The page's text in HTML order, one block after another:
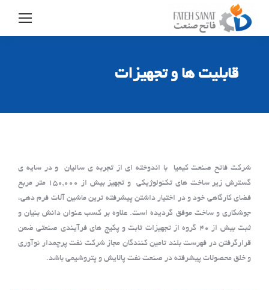
قابلیت ها و تجهیزات
شرکت فاتح صنعت کیمیا با اندوخته ای از تجربه ی سالیان و در سایه ی
گسترش زیر ساخت های تکنولوژیکی و تجهیز بیش از 150,000 متر مربع
فضای کارگاهی خود و در اختیار داشتن پیشرفته ترین ماشین آلات فرم دهی،
جوشکاری و ساخت موفق گردیده است. علاوه بر کسب عنوان دانش بنیان و
ثبت بیش از 40 گروه از تجهیزات ثابت و پکیج های فرآیندی صنعتی ضمن
قرارگرفتن در فهرست بلند تامین کنندگان مجاز شرکت نفت پرچمدار نوآوری
و خلق محصولات پیشرفته در صنعت نفت پالایش و پتروشیمی باشد.